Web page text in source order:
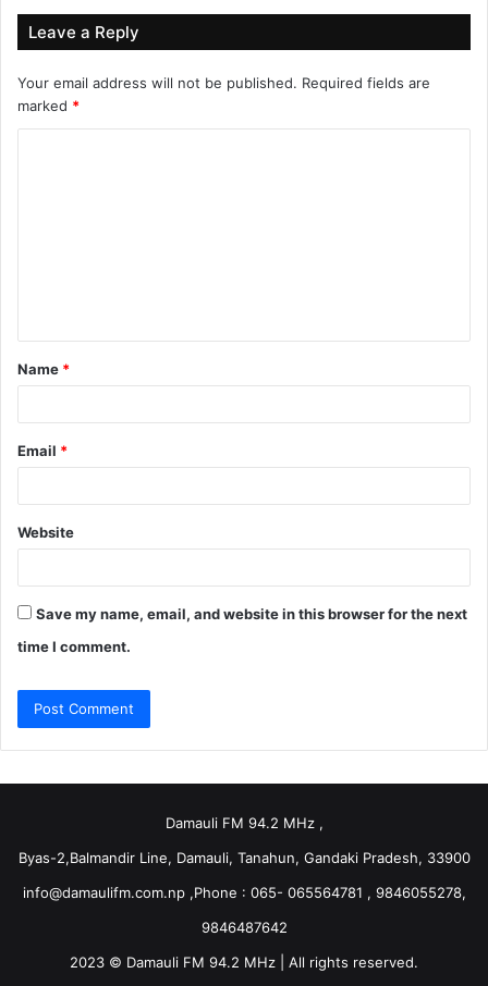
Leave a Reply
Your email address will not be published. Required fields are
marked *
t
*
Name *
Email *
Website
Save my name, email, and website in this browser for the next
time I comment.
Damauli FM 94.2 MHz ,
Byas-2,Balmandir Line, Damauli, Tanahun, Gandaki Pradesh, 33900
info@damaulifm.com.np,Phone : 065- 065564781 , 9846055278,
9846487642
2023 © Damauli FM 94.2 MHz | All rights reserved.